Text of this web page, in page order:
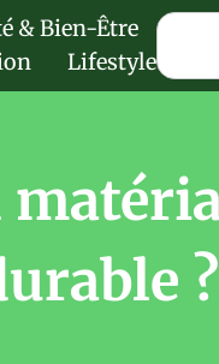
& Bien-Être
Lifestyle
?